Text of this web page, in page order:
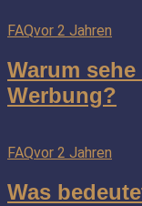
FAQvor 2 Jahren
Warum
Werbung?
FAQvor 2 Jahren
Was